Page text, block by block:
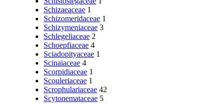
Schizaeaceae 1
Schizomeridaceae 1
Schizymeniaceae 3
Schlegeliaceae 2
Schoepfiaceae 4
Sciadopityaceae 1
Scinaiaceae 4
Scorpidiaceae 1
Scouleriaceae 1
Scrophulariaceae 42
Scytonemataceae 5